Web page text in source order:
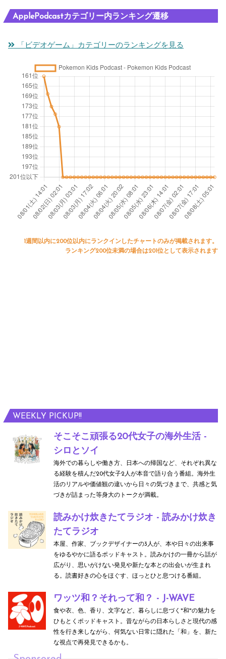
WEEKLY PICKUP!!
そこそこ頑張る20代女子の海外生活 -
シロとソイ
海外での暮らしや働き方、日本への帰国など、それぞれ異な
る経験を積んだ20代女子2人が本音で語り合う番組。海外生
活のリアルや価値観の違いから日々の気づきまで、共感と気
づきが詰まった等身大のトークが満載。
読みかけ炊きたてラジオ - 読みかけ炊き
たてラジオ
本屋、作家、ブックデザイナーの3人が、本や日々の出来事
をゆるやかに語るポッドキャスト。読みかけの一冊から話が
広がり、思いがけない発見や新たな本との出会いが生まれ
る。読書好きの心をほぐす、ほっとひと息つける番組。
ワッツ和？それって和？ - J-WAVE
食や衣、色、香り、文字など、暮らしに息づく"和"の魅力を
ひもとくポッドキャスト。昔ながらの日本らしさと現代の感
性を行き来しながら、何気ない日常に隠れた「和」を、新た
な視点で再発見できるかも。
ApplePodcastカテゴリー内ランキング遷移
「ビデオゲーム」カテゴリーのランキングを見る
1週間以内に200位以内にランクインしたチャートのみが掲載されます。
ランキング200位未満の場合は201位として表示されます